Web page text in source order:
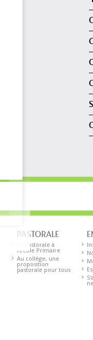
PASTORALE
La pastorale à
l'école Primaire
Au collège, une
proposition
pastorale pour tous